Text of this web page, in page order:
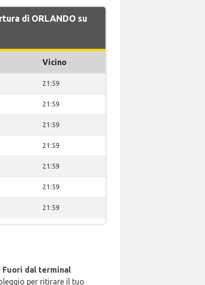
di ORLANDO su
Vicino
21:59
21:59
21:59
21:59
21:59
21:59
21:59
Fuori dal terminal
per ritirare il tuo